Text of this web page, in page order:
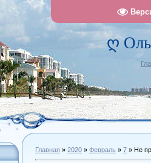
ღ
Главная » 2020 » Февраль » 7 » Не